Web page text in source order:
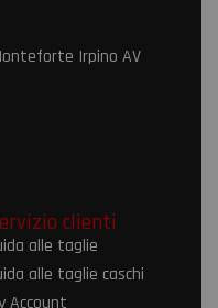
Irpino AV
clienti
alle taglie
alle taglie caschi